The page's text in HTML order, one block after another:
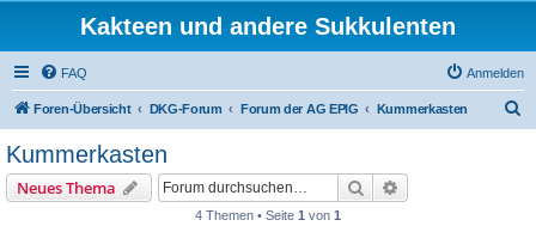
Kakteen und andere Sukkulenten
FAQ Anmelden
Foren-Übersicht DKG-Forum Forum der AG EPIG Kummerkasten
Kummerkasten
Neues Thema Suche
4 Themen • Seite 1 von 1